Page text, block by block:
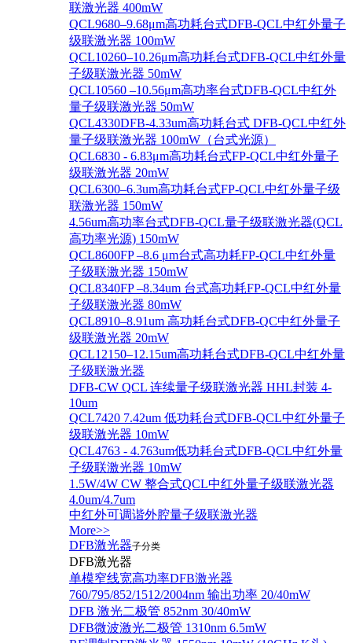
联激光器 400mW
QCL9680–9.68μm高功耗台式DFB-QCL中红外量子
级联激光器 100mW
QCL10260–10.26μm高功耗台式DFB-QCL中红外量
子级联激光器 50mW
QCL10560 –10.56μm高功率台式DFB-QCL中红外
量子级联激光器 50mW
QCL4330DFB-4.33um高功耗台式 DFB-QCL中红外
量子级联激光器 100mW（台式光源）
QCL6830 - 6.83μm高功耗台式FP-QCL中红外量子
级联激光器 20mW
QCL6300–6.3um高功耗台式FP-QCL中红外量子级
联激光器 150mW
4.56um高功率台式DFB-QCL量子级联激光器(QCL
高功率光源) 150mW
QCL8600FP –8.6 μm台式高功耗FP-QCL中红外量
子级联激光器 150mW
QCL8340FP –8.34um 台式高功耗FP-QCL中红外量
子级联激光器 80mW
QCL8910–8.91um 高功耗台式DFB-QC中红外量子
级联激光器 20mW
QCL12150–12.15um高功耗台式DFB-QCL中红外量
子级联激光器
DFB-CW QCL 连续量子级联激光器 HHL封装 4-
10um
QCL7420 7.42um 低功耗台式DFB-QCL中红外量子
级联激光器 10mW
QCL4763 - 4.763um低功耗台式DFB-QCL中红外量
子级联激光器 10mW
1.5W/4W CW 整合式QCL中红外量子级联激光器
4.0um/4.7um
中红外可调谐外腔量子级联激光器
More>>
DFB激光器子分类
DFB激光器
单模窄线宽高功率DFB激光器
760/795/852/1512/2004nm 输出功率 20/40mW
DFB 激光二极管 852nm 30/40mW
DFB微波激光二极管 1310nm 6.5mW